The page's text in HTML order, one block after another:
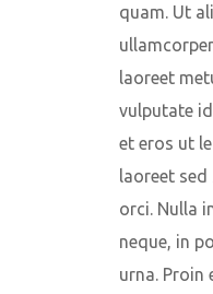
quam. Ut
laoreet
vulputate
et eros ut
laoreet
orci. Nulla
neque, in
urna. Proin